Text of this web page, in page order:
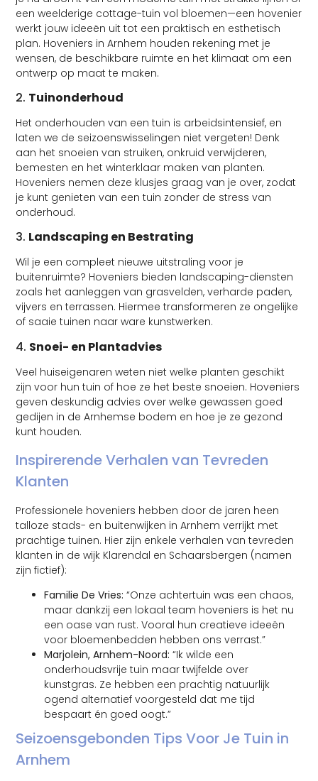
een weelderige cottage-tuin vol bloemen—een hovenier
werkt jouw ideeën uit tot een praktisch en esthetisch
plan. Hoveniers in Arnhem houden rekening met je
wensen, de beschikbare ruimte en het klimaat om een
ontwerp op maat te maken.
2. Tuinonderhoud
Het onderhouden van een tuin is arbeidsintensief, en
laten we de seizoenswisselingen niet vergeten! Denk
aan het snoeien van struiken, onkruid verwijderen,
bemesten en het winterklaar maken van planten.
Hoveniers nemen deze klusjes graag van je over, zodat
je kunt genieten van een tuin zonder de stress van
onderhoud.
3. Landscaping en Bestrating
Wil je een compleet nieuwe uitstraling voor je
buitenruimte? Hoveniers bieden landscaping-diensten
zoals het aanleggen van grasvelden, verharde paden,
vijvers en terrassen. Hiermee transformeren ze ongelijke
of saaie tuinen naar ware kunstwerken.
4. Snoei- en Plantadvies
Veel huiseigenaren weten niet welke planten geschikt
zijn voor hun tuin of hoe ze het beste snoeien. Hoveniers
geven deskundig advies over welke gewassen goed
gedijen in de Arnhemse bodem en hoe je ze gezond
kunt houden.
Inspirerende Verhalen van Tevreden
Klanten
Professionele hoveniers hebben door de jaren heen
talloze stads- en buitenwijken in Arnhem verrijkt met
prachtige tuinen. Hier zijn enkele verhalen van tevreden
klanten in de wijk Klarendal en Schaarsbergen (namen
zijn fictief):
Familie De Vries: “Onze achtertuin was een chaos,
maar dankzij een lokaal team hoveniers is het nu
een oase van rust. Vooral hun creatieve ideeën
voor bloemenbedden hebben ons verrast.”
Marjolein, Arnhem-Noord: “Ik wilde een
onderhoudsvrije tuin maar twijfelde over
kunstgras. Ze hebben een prachtig natuurlijk
ogend alternatief voorgesteld dat me tijd
bespaart én goed oogt.”
Seizoensgebonden Tips Voor Je Tuin in
Arnhem